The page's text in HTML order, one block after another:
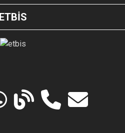
ETBİS